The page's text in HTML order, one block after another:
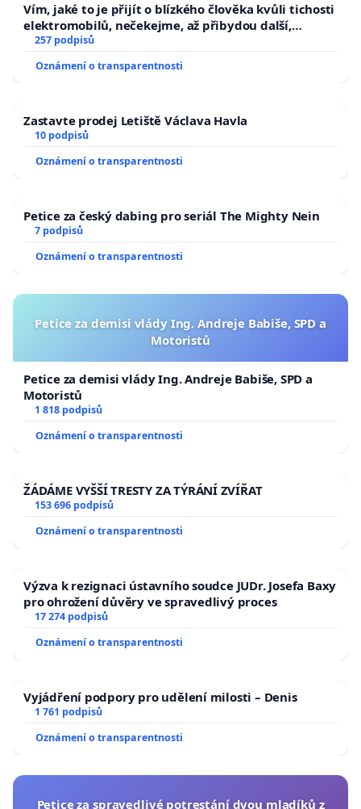
Vím, jaké to je přijít o blízkého člověka kvůli tichosti
elektromobilů, nečekejme, až přibydou další,
zaveďme slyšitelná auta!
257 podpisů
Oznámení o transparentnosti
Zastavte prodej Letiště Václava Havla
10 podpisů
Oznámení o transparentnosti
Petice za český dabing pro seriál The Mighty Nein
7 podpisů
Oznámení o transparentnosti
Petice za demisi vlády Ing. Andreje Babiše, SPD a
Motoristů
Petice za demisi vlády Ing. Andreje Babiše, SPD a
Motoristů
1 818 podpisů
Oznámení o transparentnosti
ŽÁDÁME VYŠŠÍ TRESTY ZA TÝRÁNÍ ZVÍŘAT
153 696 podpisů
Oznámení o transparentnosti
Výzva k rezignaci ústavního soudce JUDr. Josefa Baxy
pro ohrožení důvěry ve spravedlivý proces
17 274 podpisů
Oznámení o transparentnosti
Vyjádření podpory pro udělení milosti – Denis
1 761 podpisů
Oznámení o transparentnosti
Petice za spravedlivé potrestání dvou mladíků z